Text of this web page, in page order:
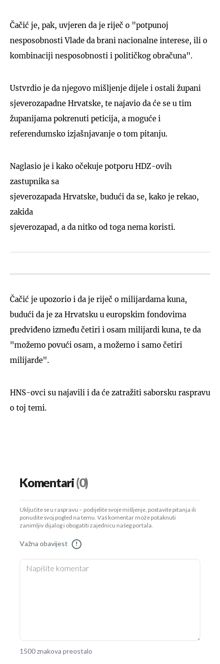
Čačić je, pak, uvjeren da je riječ o "potpunoj
nesposobnosti Vlade da brani nacionalne interese, ili o
kombinaciji nesposobnosti i političkog obračuna".
Ustvrdio je da njegovo mišljenje dijele i ostali župani
sjeverozapadne Hrvatske, te najavio da će se u tim
županijama pokrenuti peticija, a moguće i
referendumsko izjašnjavanje o tom pitanju.
Naglasio je i kako očekuje potporu HDZ-ovih
zastupnika sa
sjeverozapada Hrvatske, budući da se, kako je rekao,
zakida
sjeverozapad, a da nitko od toga nema koristi.
Čačić je upozorio i da je riječ o milijardama kuna,
budući da je za Hrvatsku u europskim fondovima
predviđeno između četiri i osam milijardi kuna, te da
"možemo povući osam, a možemo i samo četiri
milijarde".
HNS-ovci su najavili i da će zatražiti saborsku raspravu
o toj temi.
Komentari(0)
Uključite se u raspravu – podijelite svoje mišljenje, postavite pitanja ili
ponudite svoj pogled na temu. Vaš komentar može potaknuti
zanimljiv dijalog i obogatiti zajednicu našeg portala.
Važna obavijest !
1500 znakova preostalo